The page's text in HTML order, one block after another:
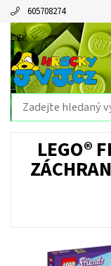
605708274
CZK
LEGO®